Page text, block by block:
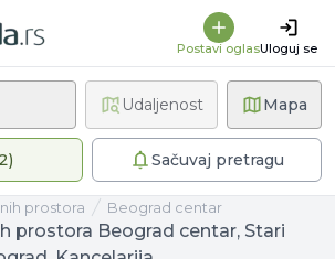
Postavi oglasUloguj se
Mapa
)2 primenjena filteraSačuvaj pretragu
Udaljenost
prostora Beograd centar
prostora Beograd centar, Stari